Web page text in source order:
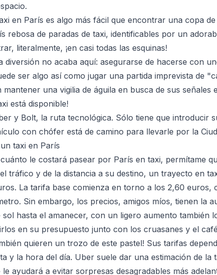
en París es algo más fácil que encontrar una copa
rebosa de paradas de taxi, identificables por un
literalmente, ¡en casi todas las esquinas!
diversión no acaba aquí: asegurarse de hacerse con
ser algo así como jugar una partida imprevista de
mantener una vigilia de águila en busca de sus señales
está disponible!
y Bolt, la ruta tecnológica. Sólo tiene que introducir
con chófer está de camino para llevarle por la
taxi en París
le costará pasear por París en taxi, permítame
tráfico y de la distancia a su destino, un trayecto en
La tarifa base comienza en torno a los 2,60 euros,
Sin embargo, los precios, amigos míos, tienen la
sol hasta el amanecer, con un ligero aumento también
en su presupuesto junto con los cruasanes y el
quieren un trozo de este pastel! Sus tarifas
y la hora del día. Uber suele dar una estimación de la
ayudará a evitar sorpresas desagradables más